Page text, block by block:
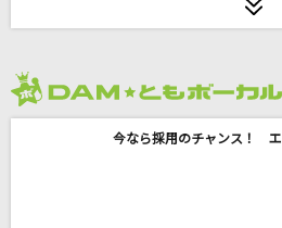
ROMANCE
今なら採用のチャンス！